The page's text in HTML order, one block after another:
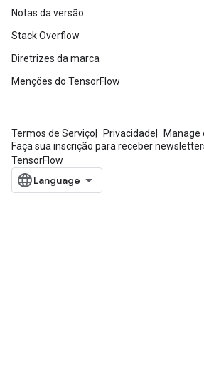
Notas da versão
Stack Overflow
Diretrizes da marca
Menções do TensorFlow
Termos de Serviço Privacidade
Manage
Faça sua inscrição para receber
TensorFlow